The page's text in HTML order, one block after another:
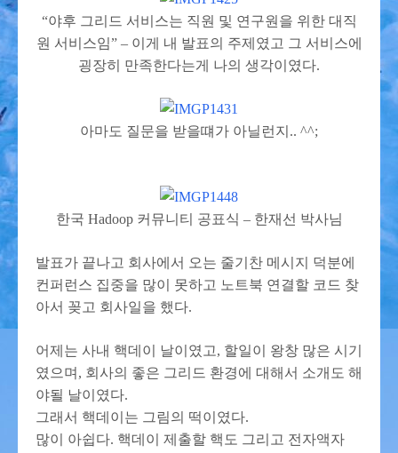
“야후 그리드 서비스는 직원 및 연구원을 위한 대직
원 서비스임” – 이게 내 발표의 주제였고 그 서비스에
굉장히 만족한다는게 나의 생각이였다.
아마도 질문을 받을떄가 아닐런지.. ^^;
한국 Hadoop 커뮤니티 공표식 – 한재선 박사님
발표가 끝나고 회사에서 오는 줄기찬 메시지 덕분에
컨퍼런스 집중을 많이 못하고 노트북 연결할 코드 찾
아서 꽂고 회사일을 했다.
어제는 사내 핵데이 날이였고, 할일이 왕창 많은 시기
였으며, 회사의 좋은 그리드 환경에 대해서 소개도 해
야될 날이였다.
그래서 핵데이는 그림의 떡이였다.
많이 아쉽다. 핵데이 제출할 핵도 그리고 전자액자